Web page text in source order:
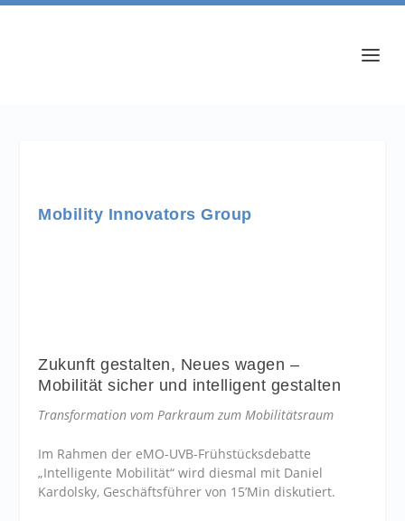
Mobility Innovators Group
Zukunft gestalten, Neues wagen –
Mobilität sicher und intelligent gestalten
Transformation vom Parkraum zum Mobilitätsraum
Im Rahmen der eMO-UVB-Frühstücksdebatte
„Intelligente Mobilität“ wird diesmal mit Daniel
Kardolsky, Geschäftsführer von 15’Min diskutiert.